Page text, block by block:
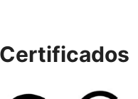
Certificados